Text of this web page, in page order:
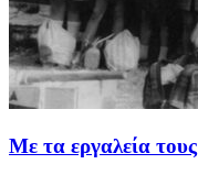
Με τα εργαλεία τους